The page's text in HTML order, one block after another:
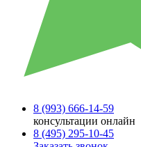
8 (993) 666-14-59
консультации онлайн
8 (495) 295-10-45